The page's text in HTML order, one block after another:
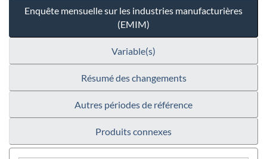
Enquête mensuelle sur les industries manufacturières
(EMIM)
Variable(s)
Résumé des changements
Autres périodes de référence
Produits connexes